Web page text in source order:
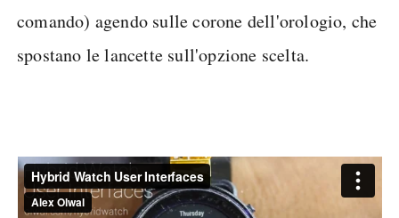
comando) agendo sulle corone dell'orologio, che
spostano le lancette sull'opzione scelta.